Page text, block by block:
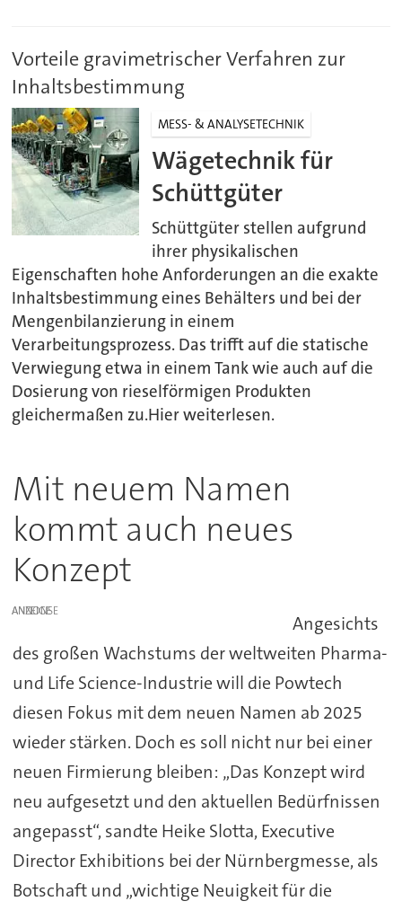
Vorteile gravimetrischer Verfahren zur
Inhaltsbestimmung
MESS- & ANALYSETECHNIK
Wägetechnik für
Schüttgüter
Schüttgüter stellen aufgrund
ihrer physikalischen
Eigenschaften hohe Anforderungen an die exakte
Inhaltsbestimmung eines Behälters und bei der
Mengenbilanzierung in einem
Verarbeitungsprozess. Das trifft auf die statische
Verwiegung etwa in einem Tank wie auch auf die
Dosierung von rieselförmigen Produkten
gleichermaßen zu.Hier weiterlesen.
Mit neuem Namen
kommt auch neues
Konzept
ANZEIGE
Angesichts
des großen Wachstums der weltweiten Pharma-
und Life Science-Industrie will die Powtech
diesen Fokus mit dem neuen Namen ab 2025
wieder stärken. Doch es soll nicht nur bei einer
neuen Firmierung bleiben: „Das Konzept wird
neu aufgesetzt und den aktuellen Bedürfnissen
angepasst“, sandte Heike Slotta, Executive
Director Exhibitions bei der Nürnbergmesse, als
Botschaft und „wichtige Neuigkeit für die